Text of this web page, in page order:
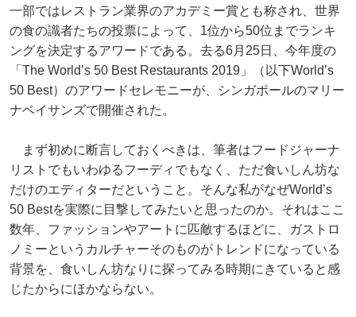
一部ではレストラン業界のアカデミー賞とも称され、世界
の食の識者たちの投票によって、1位から50位までランキ
ングを決定するアワードである。去る6月25日、今年度の
「The World’s 50 Best Restaurants 2019」（以下World’s
50 Best）のアワードセレモニーが、シンガポールのマリー
ナベイサンズで開催された。
まず初めに断言しておくべきは、筆者はフードジャーナ
リストでもいわゆるフーディでもなく、ただ食いしん坊な
だけのエディターだということ。そんな私がなぜWorld’s
50 Bestを実際に目撃してみたいと思ったのか。それはここ
数年、ファッションやアートに匹敵するほどに、ガストロ
ノミーというカルチャーそのものがトレンドになっている
背景を、食いしん坊なりに探ってみる時期にきていると感
じたからにほかならない。